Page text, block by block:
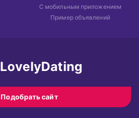
С мобильным приложением
Пример объявлений
LovelyDating
Подобрать сайт